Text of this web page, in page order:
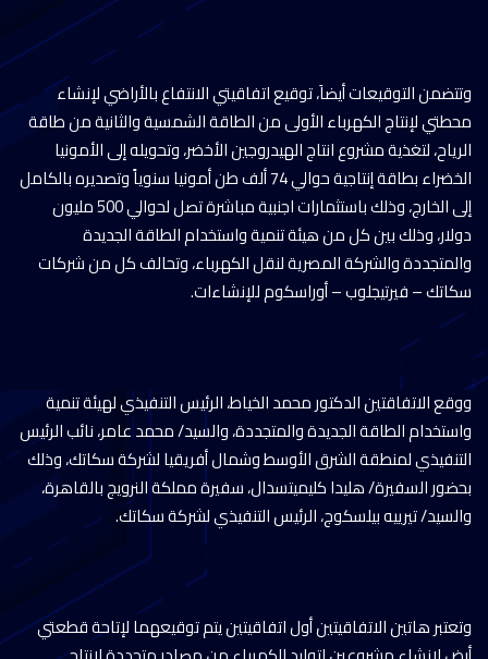
وتتضمن التوقيعات أيضاَ، توقيع اتفاقيتي الانتفاع بالأراضي لإنشاء
محطتي لإنتاج الكهرباء الأولى من الطاقة الشمسية والثانية من طاقة
الرياح، لتغذية مشروع انتاج الهيدروجين الأخضر، وتحويله إلى الأمونيا
الخضراء بطاقة إنتاجية حوالي 74 ألف طن أمونيا سنوياً وتصديره بالكامل
إلى الخارج، وذلك باستثمارات اجنبية مباشرة تصل لحوالي 500 مليون
دولار، وذلك بين كل من هيئة تنمية واستخدام الطاقة الجديدة
والمتجددة والشركة المصرية لنقل الكهرباء، وتحالف كل من شركات
سكاتك – فيرتيجلوب – أوراسكوم للإنشاءات.
ووقع الاتفاقتين الدكتور محمد الخياط، الرئيس التنفيذي لهيئة تنمية
واستخدام الطاقة الجديدة والمتجددة، والسيد/ محمد عامر، نائب الرئيس
التنفيذي لمنطقة الشرق الأوسط وشمال أفريقيا لشركة سكاتك، وذلك
بحضور السفيرة/ هليدا كليميتسدال، سفيرة مملكة النرويج بالقاهرة،
والسيد/ تيرييه بيلسكوج، الرئيس التنفيذي لشركة سكاتك.
وتعتبر هاتين الاتفاقيتين أول اتفاقيتين يتم توقيعهما لإتاحة قطعتي